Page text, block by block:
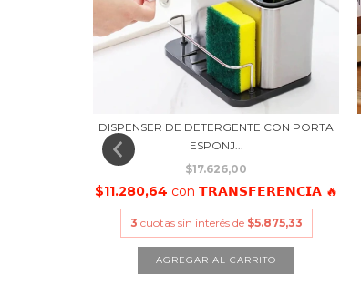
DISPENSER DE DETERGENTE CON PORTA
ESPONJ...
$17.626,00
$11.280,64 con 𝗧𝗥𝗔𝗡𝗦𝗙𝗘𝗥𝗘𝗡𝗖𝗜𝗔 🔥
3 cuotas sin interés de $5.875,33